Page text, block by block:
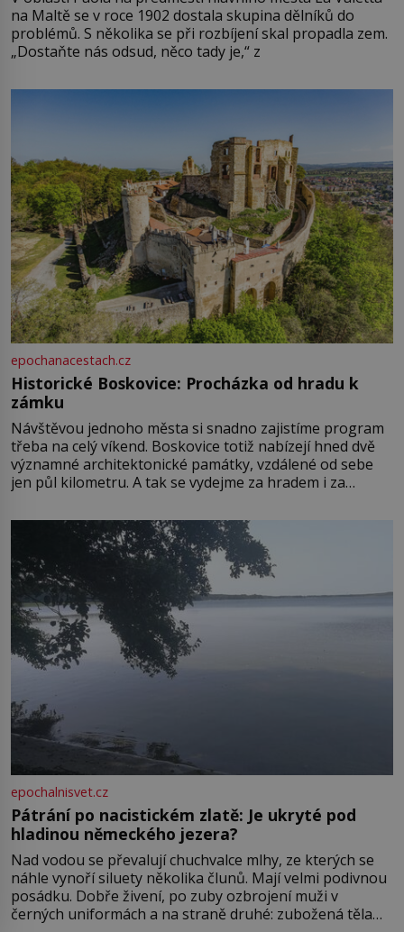
na Maltě se v roce 1902 dostala skupina dělníků do
problémů. S několika se při rozbíjení skal propadla zem.
„Dostaňte nás odsud, něco tady je,“ z
epochanacestach.cz
Historické Boskovice: Procházka od hradu k
zámku
Návštěvou jednoho města si snadno zajistíme program
třeba na celý víkend. Boskovice totiž nabízejí hned dvě
významné architektonické památky, vzdálené od sebe
jen půl kilometru. A tak se vydejme za hradem i za
Boskovice na okraji Drahanské vrchoviny vznikla někdy
ve13. století, a už v roce 1313 kronikáři zaznamenali
epochalnisvet.cz
Pátrání po nacistickém zlatě: Je ukryté pod
hladinou německého jezera?
Nad vodou se převalují chuchvalce mlhy, ze kterých se
náhle vynoří siluety několika člunů. Mají velmi podivnou
posádku. Dobře živení, po zuby ozbrojení muži v
černých uniformách a na straně druhé: zubožená těla